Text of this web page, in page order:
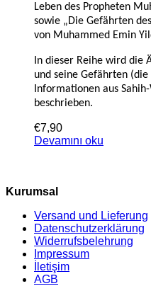
Leben des Propheten
sowie „Die Gefährten
von Muhammed Emin
In dieser Reihe wird die
und seine Gefährten
Informationen aus
beschrieben.
€7,90
Devamını oku
Kurumsal
Versand und Lieferung
Datenschutzerklärung
Widerrufsbelehrung
Impressum
İletişim
AGB